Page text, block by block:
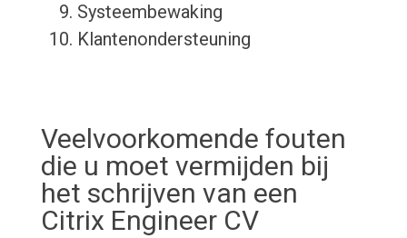
Systeembewaking
Klantenondersteuning
Veelvoorkomende fouten
die u moet vermijden bij
het schrijven van een
Citrix Engineer CV